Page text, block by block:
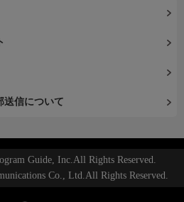
送信について
Guide, Inc.All Rights Reserved.
Co., Ltd.All Rights Reserved.